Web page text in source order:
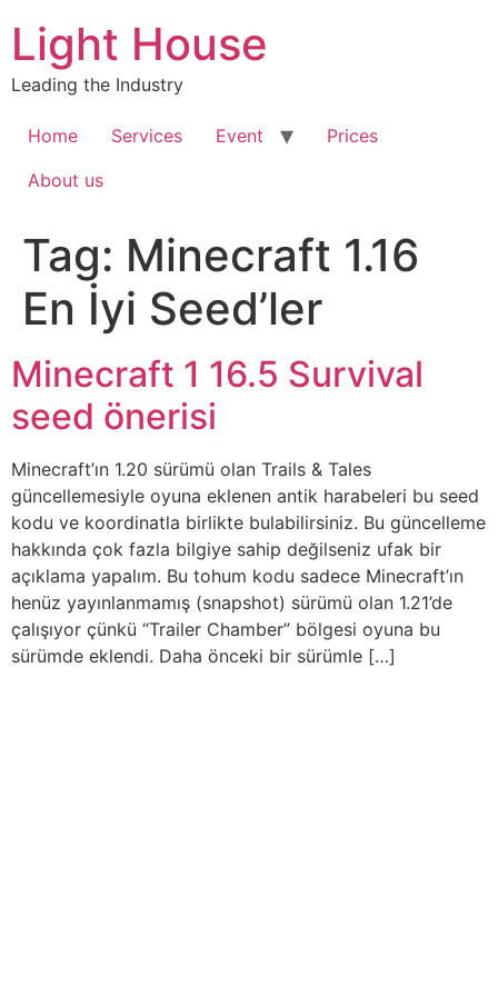
content
Light House
Leading the Industry
Home Services Event
Prices
About us
Tag: Minecraft 1.16
En İyi Seed’ler
Minecraft 1 16.5 Survival
seed önerisi
Minecraft’ın 1.20 sürümü olan Trails & Tales
güncellemesiyle oyuna eklenen antik harabeleri bu seed
kodu ve koordinatla birlikte bulabilirsiniz. Bu güncelleme
hakkında çok fazla bilgiye sahip değilseniz ufak bir
açıklama yapalım. Bu tohum kodu sadece Minecraft’ın
henüz yayınlanmamış (snapshot) sürümü olan 1.21’de
çalışıyor çünkü “Trailer Chamber” bölgesi oyuna bu
sürümde eklendi. Daha önceki bir sürümle […]